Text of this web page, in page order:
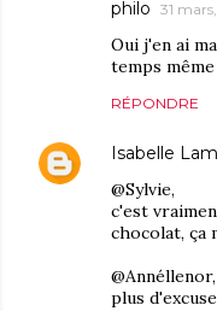
philo 31
Oui j'en ai
temps
RÉPONDRE
Isabelle
@Sylvie,
c'est
chocolat, ça
@Annéllenor,
plus